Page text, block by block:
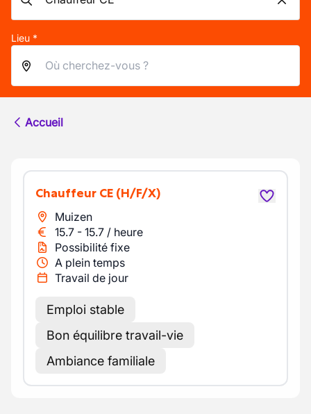
Lieu *
Accueil
Chauffeur CE (H/F/X)
Muizen
15.7 - 15.7 / heure
Possibilité fixe
A plein temps
Travail de jour
Emploi stable
Bon équilibre travail-vie
Ambiance familiale